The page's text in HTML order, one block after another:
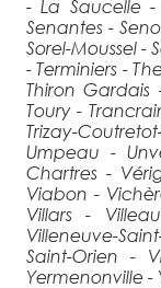
- La Saucelle -
Senantes -
Sorel-Moussel -
- Terminiers -
Thiron Gardais
Toury -
Trizay-
Umpeau -
Chartres -
Viabon -
Villars -
Villeneuve-
Saint-Orien -
Yermenonville -